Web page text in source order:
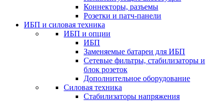
Коннекторы, разъемы
Розетки и патч-панели
ИБП и силовая техника
ИБП и опции
ИБП
Заменяемые батареи для ИБП
Сетевые фильтры, стабилизаторы и
блок розеток
Дополнительное оборудование
Силовая техника
Стабилизаторы напряжения